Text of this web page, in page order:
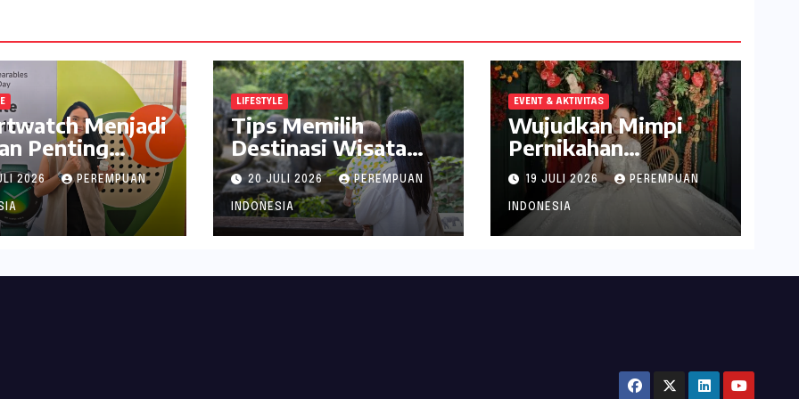
Menjadi
Penting
Kesehatan
2026 PEREMPUAN
LIFESTYLE
Tips Memilih
Destinasi Wisata
Seru di Jabodetabek
ala inDrive
20 JULI 2026 PEREMPUAN
INDONESIA
EVENT & AKTIVITAS
Wujudkan Mimpi
Pernikahan
Spektakuler di
Narita Hotel
Surabaya
19 JULI 2026 PEREMPUAN
INDONESIA